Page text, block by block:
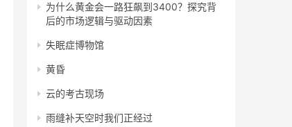
为什么黄金会一路狂飙到3400？探究背
后的市场逻辑与驱动因素
失眠症博物馆
黄昏
云的考古现场
雨缝补天空时我们正经过